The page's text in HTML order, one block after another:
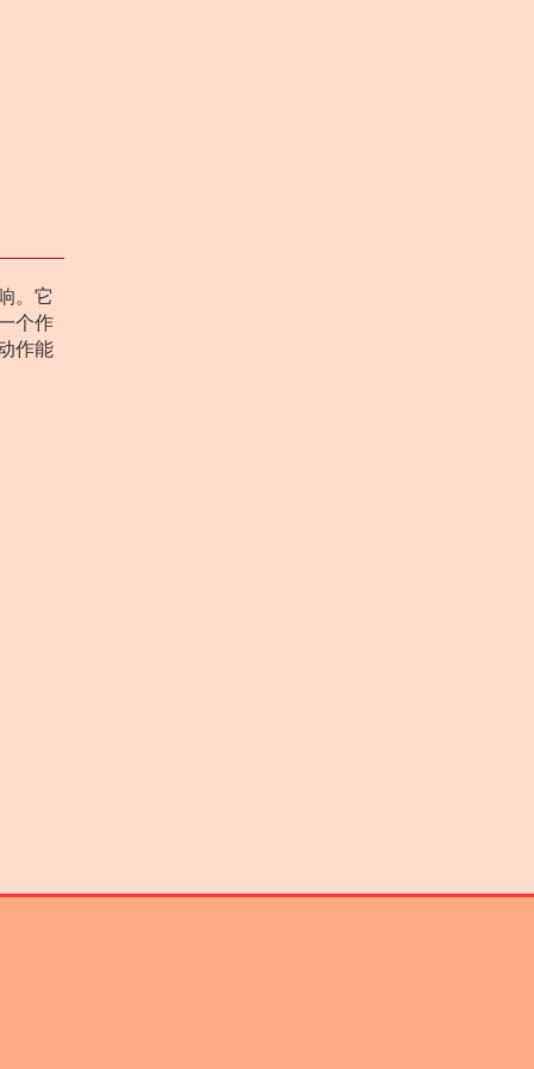
。它
个作
作能